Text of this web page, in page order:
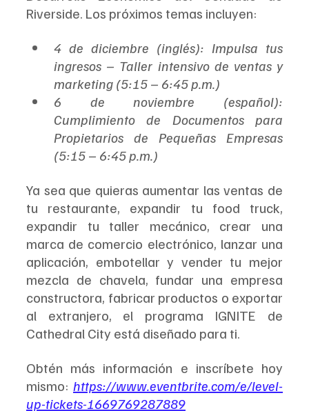
Riverside. Los próximos temas incluyen:
4 de diciembre (inglés): Impulsa tus
ingresos – Taller intensivo de ventas y
marketing (5:15 – 6:45 p.m.)
6 de noviembre (español):
Cumplimiento de Documentos para
Propietarios de Pequeñas Empresas
(5:15 – 6:45 p.m.)
Ya sea que quieras aumentar las ventas de
tu restaurante, expandir tu food truck,
expandir tu taller mecánico, crear una
marca de comercio electrónico, lanzar una
aplicación, embotellar y vender tu mejor
mezcla de chavela, fundar una empresa
constructora, fabricar productos o exportar
al extranjero, el programa IGNITE de
Cathedral City está diseñado para ti.
Obtén más información e inscríbete hoy
mismo: https://www.eventbrite.com/e/level-
up-tickets-1669769287889